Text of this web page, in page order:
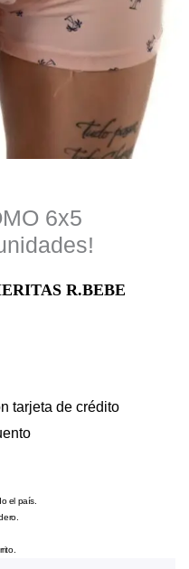
6x5
unidades!
R.BEBE
tarjeta de crédito
el país.